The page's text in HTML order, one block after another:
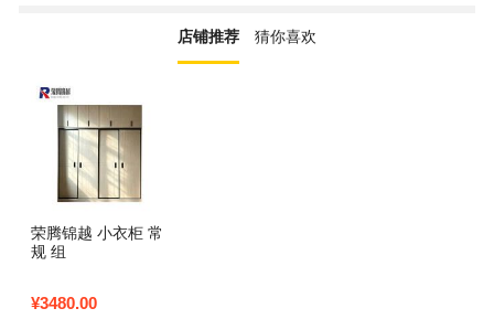
店铺推荐 猜你喜欢
荣腾锦越 小衣柜 常
规 组
¥3480.00